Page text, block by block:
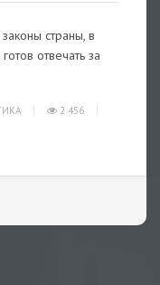
страны, в
отвечать за
2 456